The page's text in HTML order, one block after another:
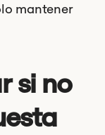
mantener
si no